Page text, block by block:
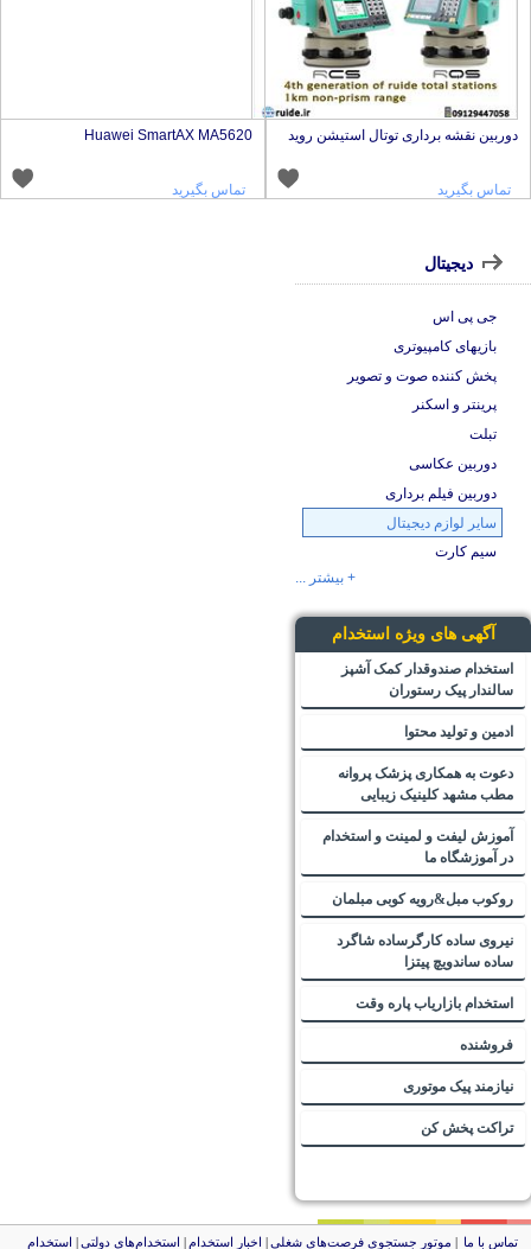
نقشه برداری توتال استیشن روید
تماس بگیرید
Huawei SmartAX MA5620
تماس بگیرید
دیجیتال
جی پی اس
بازیهای کامپیوتری
پخش کننده صوت و تصویر
پرینتر و اسکنر
تبلت
دوربین عکاسی
دوربین فیلم برداری
سایر لوازم دیجیتال
سیم کارت
+ بیشتر ...
آگهی های ویژه استخدام
استخدام صندوقدار کمک آشپز
سالندار پیک رستوران
ادمین و تولید محتوا
دعوت به همکاری پزشک پروانه
مطب مشهد کلینیک زیبایی
آموزش لیفت و لمینت و استخدام
در آموزشگاه ما
روکوب مبل&رویه کوبی مبلمان
نیروی ساده کارگرساده شاگرد
ساده ساندویچ پیتزا
استخدام بازاریاب پاره وقت
فروشنده
نیازمند پیک موتوری
تراکت پخش کن
با ما |موتور جستجوی فرصت‌های شغلی |اخبار استخدام استخدام‌های دولتی|استخدام‌